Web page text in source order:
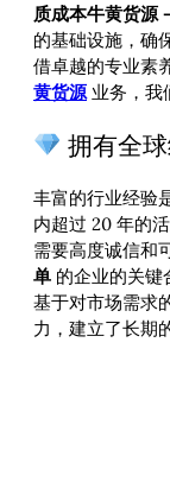
质成本牛黄货源
的基础设施，确
借卓越的专业素
黄货源业务，我
拥有全
丰富的行业经验
内超过 20 年的
需要高度诚信和
单 的企业的关键
基于对市场需求
力，建立了长期